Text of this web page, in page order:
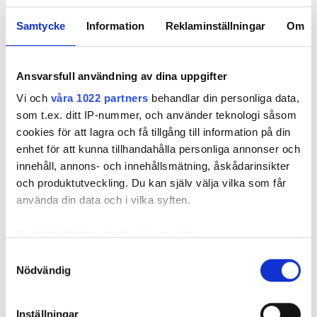
Samtycke Information Reklaminställningar Om
Ansvarsfull användning av dina uppgifter
Vi och våra 1022 partners behandlar din personliga data,
som t.ex. ditt IP-nummer, och använder teknologi såsom
cookies för att lagra och få tillgång till information på din
enhet för att kunna tillhandahålla personliga annonser och
innehåll, annons- och innehållsmätning, åskådarinsikter
och produktutveckling. Du kan själv välja vilka som får
använda din data och i vilka syften.
som kan ha en noggrannhet på upp till flera meter
Nödvändig
Inställningar
Anställda
Dr Yang Wen Shin